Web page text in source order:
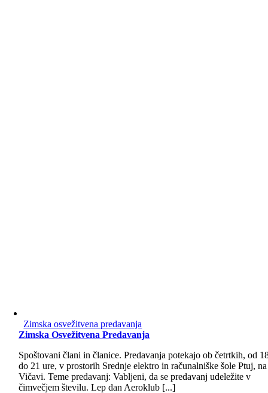
Zimska osvežitvena predavanja
Zimska Osvežitvena Predavanja
Spoštovani člani in članice. Predavanja potekajo ob četrtkih, od
do 21 ure, v prostorih Srednje elektro in računalniške šole Ptuj, na
Vičavi. Teme predavanj: Vabljeni, da se predavanj udeležite v
čimvečjem številu. Lep dan Aeroklub [...]